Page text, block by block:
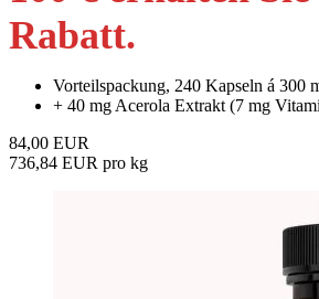
Rabatt.
Vorteilspackung, 240 Kapseln á 300
+ 40 mg Acerola Extrakt (7 mg
84,00 EUR
736,84 EUR pro kg